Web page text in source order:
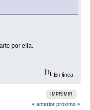
por ella.
En línea
IMPRIMIR
« anterior próximo »